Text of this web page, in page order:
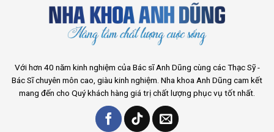
Với hơn 40 năm kinh nghiệm của Bác sĩ Anh Dũng cùng các Thạc Sỹ -
Bác Sĩ chuyên môn cao, giàu kinh nghiệm. Nha khoa Anh Dũng cam kết
mang đến cho Quý khách hàng giá trị chất lượng phục vụ tốt nhất.